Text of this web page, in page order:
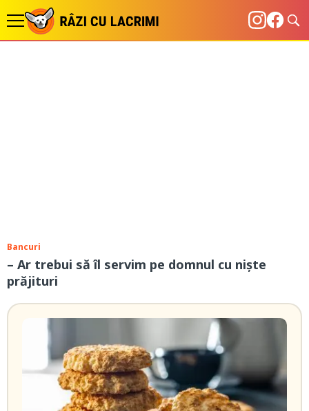
Bancuri
– Ar trebui să îl servim pe domnul cu niște
prăjituri